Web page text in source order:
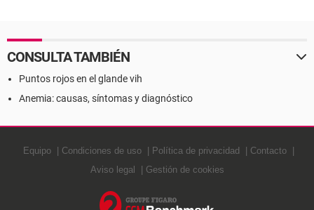
CONSULTA TAMBIÉN
Puntos rojos en el glande vih
Anemia: causas, síntomas y diagnóstico
Equipo Condiciones de uso Política de privacidad
Contacto
Aviso legal
Gestión de cookies